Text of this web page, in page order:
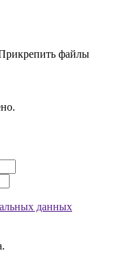
файлы
данных